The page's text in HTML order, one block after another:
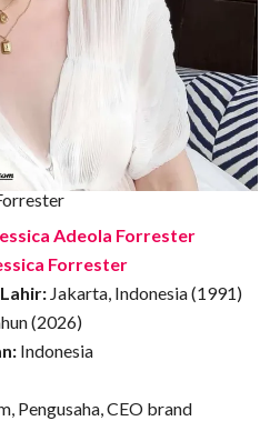
Adeola Forrester
Forrester
Jakarta, Indonesia (1991)
(2026)
Indonesia
Pengusaha, CEO brand